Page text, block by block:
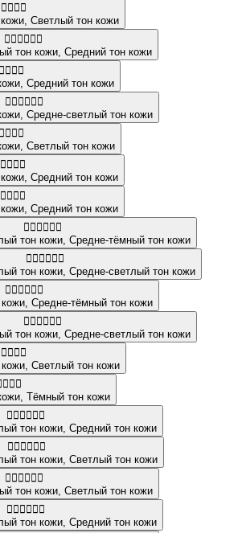
Светлый тон кожи
👩🏾‍❤️‍💋‍👩🏽
тон кожи Средний тон кожи
Средний тон кожи
🧑🏿‍❤️‍💋‍🧑🏼
Средне-светлый тон кожи
Светлый тон кожи
Средний тон кожи
Средний тон кожи
👩🏼‍❤️‍💋‍👩🏾
тон кожи Средне-тёмный тон кожи
👨🏼‍❤️‍💋‍👨🏼
тон кожи Средне-светлый тон кожи
🧑🏻‍❤️‍💋‍🧑🏾
Средне-тёмный тон кожи
🧑🏾‍❤️‍💋‍🧑🏼
тон кожи Средне-светлый тон кожи
Светлый тон кожи
Тёмный тон кожи
👩🏼‍❤️‍💋‍👨🏽
тон кожи Средний тон кожи
👨🏼‍❤️‍💋‍👨🏻
тон кожи Светлый тон кожи
👨🏾‍❤️‍💋‍👨🏻
тон кожи Светлый тон кожи
👩🏼‍❤️‍💋‍👩🏽
тон кожи Средний тон кожи